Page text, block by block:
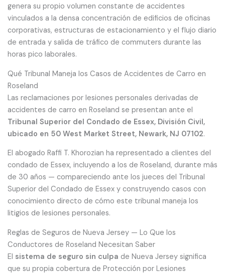
genera su propio volumen constante de accidentes
vinculados a la densa concentración de edificios de oficinas
corporativas, estructuras de estacionamiento y el flujo diario
de entrada y salida de tráfico de commuters durante las
horas pico laborales.
Qué Tribunal Maneja los Casos de Accidentes de Carro en
Roseland
Las reclamaciones por lesiones personales derivadas de
accidentes de carro en Roseland se presentan ante el
Tribunal Superior del Condado de Essex, División Civil,
ubicado en 50 West Market Street, Newark, NJ 07102.
El abogado Raffi T. Khorozian ha representado a clientes del
condado de Essex, incluyendo a los de Roseland, durante más
de 30 años — compareciendo ante los jueces del Tribunal
Superior del Condado de Essex y construyendo casos con
conocimiento directo de cómo este tribunal maneja los
litigios de lesiones personales.
Reglas de Seguros de Nueva Jersey — Lo Que los
Conductores de Roseland Necesitan Saber
El sistema de seguro sin culpa de Nueva Jersey significa
que su propia cobertura de Protección por Lesiones